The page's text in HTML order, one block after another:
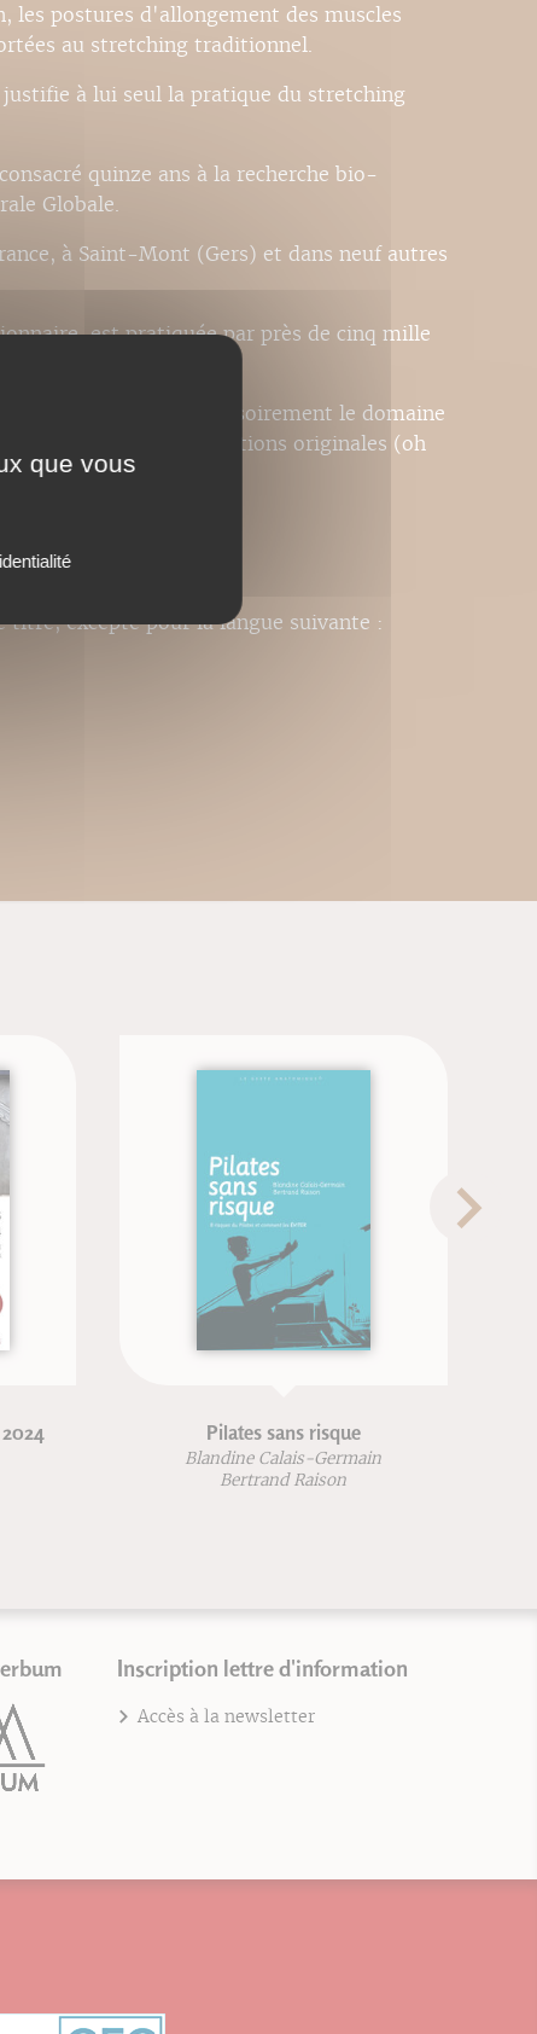
postures d'allongement des muscles
au stretching traditionnel.
à lui seul la pratique du stretching
quinze ans à la recherche bio-
Globale.
à Saint-Mont (Gers) et dans neuf autres
est pratiquée par près de cinq mille
moins, il délaisse provisoirement le domaine
pour apporter des solutions originales (oh
excepté pour la langue suivante :
Pilates sans risque
Blandine Calais-Germain
Bertrand Raison
Inscription lettre d'information
Accès à la newsletter
que vous